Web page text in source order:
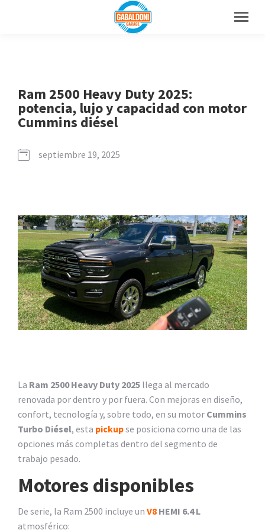
Ram 2500 Heavy Duty 2025:
potencia, lujo y capacidad con motor
Cummins diésel
septiembre 19, 2025
La Ram 2500 Heavy Duty 2025 llega al mercado
renovada por dentro y por fuera. Con mejoras en diseño,
confort, tecnología y, sobre todo, en su motor Cummins
Turbo Diésel, esta pickupse posiciona como una de las
opciones más completas dentro del segmento de
trabajo pesado.
Motores disponibles
De serie, la Ram 2500 incluye un V8 HEMI 6.4 L
atmosférico: